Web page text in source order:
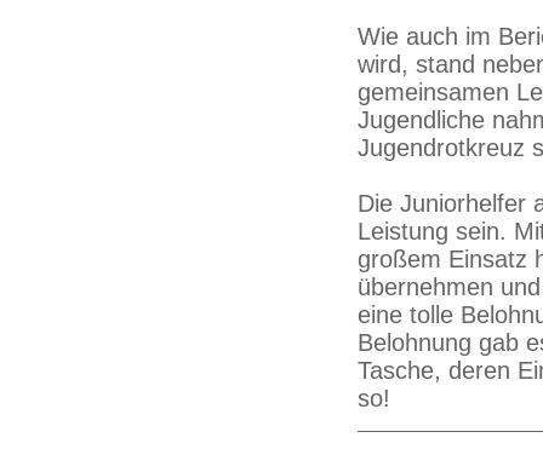
Wie auch im
wird, stand
gemeinsamen
Jugendliche
Jugendrotkreuz
Die Juniorhelfer
Leistung sein.
großem Einsatz
übernehmen
eine tolle
Belohnung gab
Tasche, deren
so!